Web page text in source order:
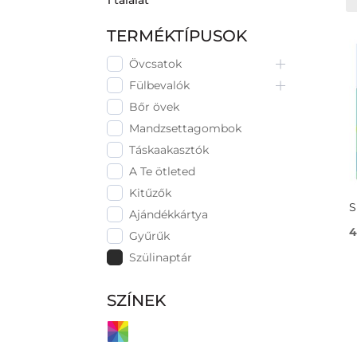
TERMÉKTÍPUSOK
Övcsatok
Fülbevalók
Bőr övek
Mandzsettagombok
Táskaakasztók
A Te ötleted
Kitűzők
Ajándékkártya
Gyűrűk
Szülinaptár
SZÍNEK